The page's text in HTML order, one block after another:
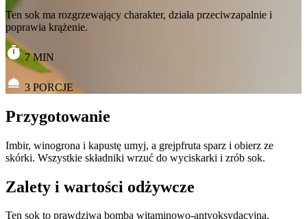
Ten sok ma rozgrzewający charakter, działa przeciwzapalnie i
poprawia krążenie.
7MIN
3 PORCJE
Przygotowanie
Imbir, winogrona i kapustę umyj, a grejpfruta sparz i obierz ze
skórki. Wszystkie składniki wrzuć do wyciskarki i zrób sok.
Zalety i wartości odżywcze
Ten sok to prawdziwa bomba witaminowo-antyoksydacyjna.